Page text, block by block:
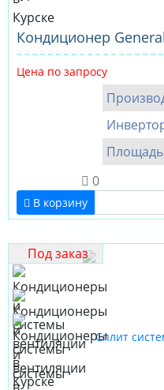
Кондиционер
Цена по запросу
0
В корзину
Под заказ